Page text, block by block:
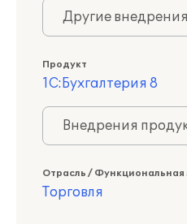
Другие
Продукт
1С:Бухгалтерия 8
Внедрения
Отрасль / Функциональная
Торговля